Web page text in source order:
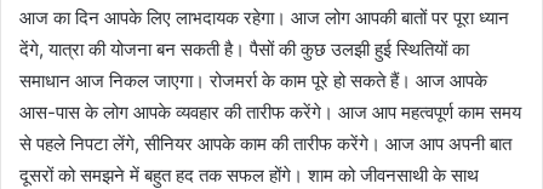
आज का दिन आपके लिए लाभदायक रहेगा। आज लोग आपकी बातों पर पूरा ध्यान
देंगे, यात्रा की योजना बन सकती है। पैसों की कुछ उलझी हुई स्थितियों का
समाधान आज निकल जाएगा। रोजमर्रा के काम पूरे हो सकते हैं। आज आपके
आस-पास के लोग आपके व्यवहार की तारीफ करेंगे। आज आप महत्वपूर्ण काम समय
से पहले निपटा लेंगे, सीनियर आपके काम की तारीफ करेंगे। आज आप अपनी बात
दूसरों को समझने में बहुत हद तक सफल होंगे। शाम को जीवनसाथी के साथ